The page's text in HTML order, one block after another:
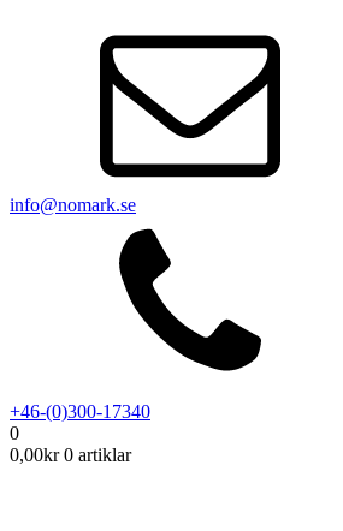
info@nomark.se
+46-(0)300-17340
0
0,00kr 0 artiklar